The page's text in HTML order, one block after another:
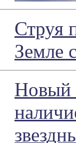
Струя
Земле
Новый